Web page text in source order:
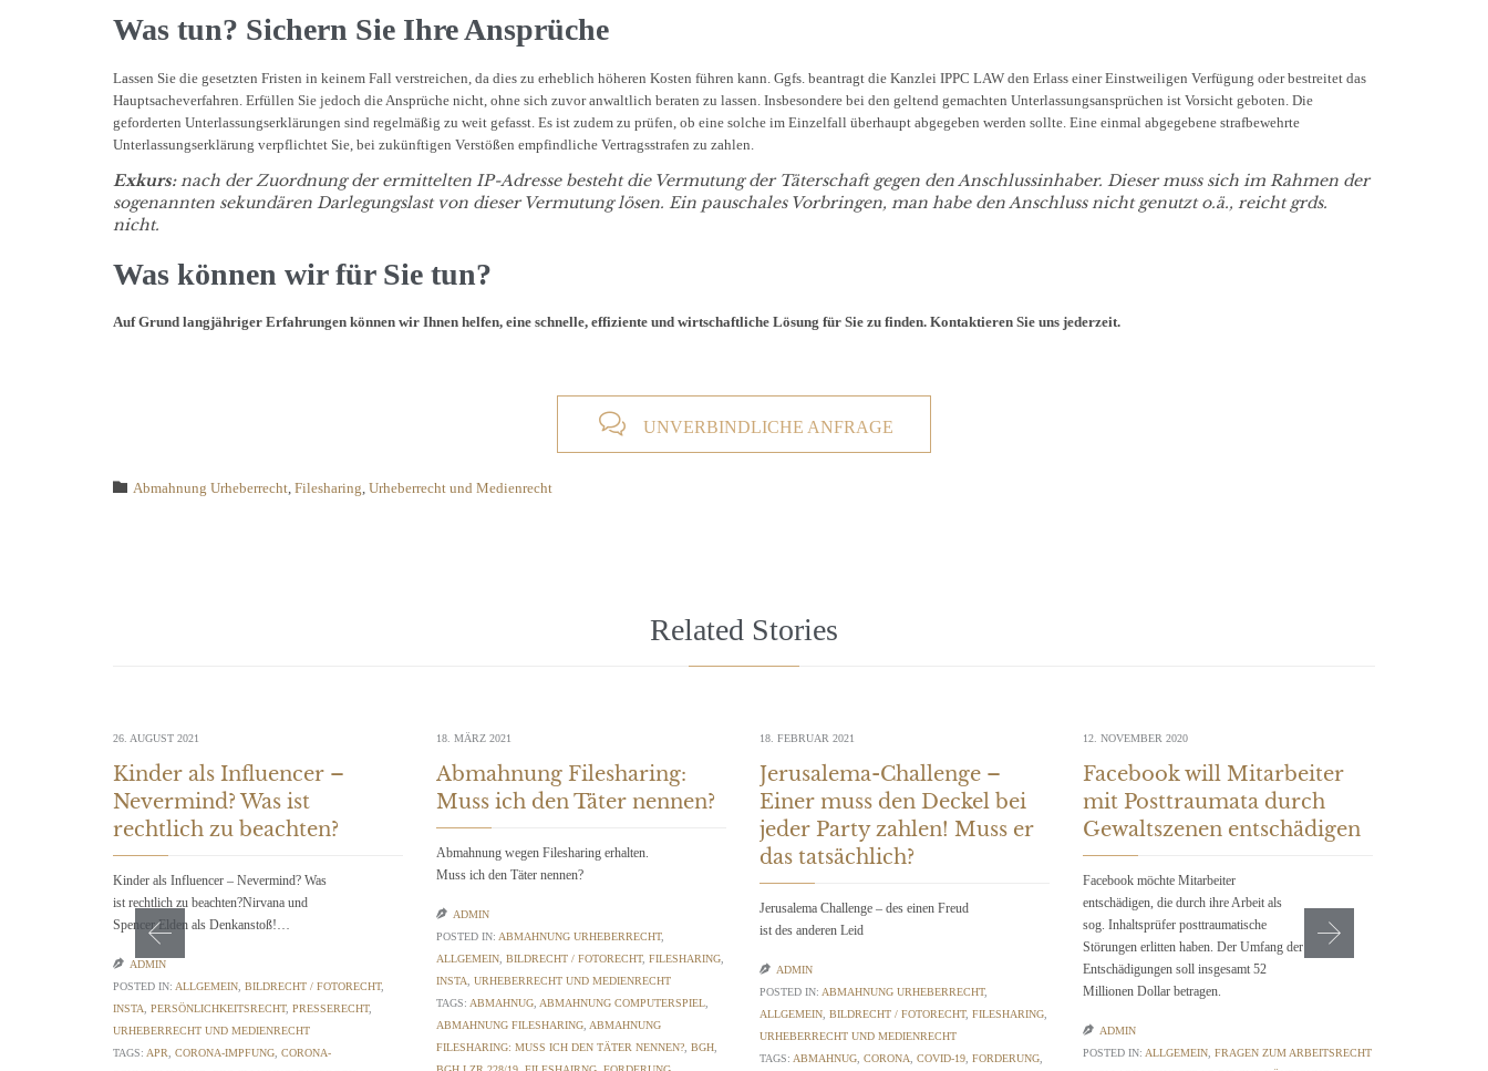
Was tun? Sichern Sie Ihre Ansprüche
Lassen Sie die gesetzten Fristen in keinem Fall verstreichen, da dies zu erheblich höheren Kosten führen kann. Ggfs. beantragt die Kanzlei IPPC LAW den Erlass einer Einstweiligen Verfügung oder bestreitet das
Hauptsacheverfahren. Erfüllen Sie jedoch die Ansprüche nicht, ohne sich zuvor anwaltlich beraten zu lassen. Insbesondere bei den geltend gemachten Unterlassungsansprüchen ist Vorsicht geboten. Die
geforderten Unterlassungserklärungen sind regelmäßig zu weit gefasst. Es ist zudem zu prüfen, ob eine solche im Einzelfall überhaupt abgegeben werden sollte. Eine einmal abgegebene strafbewehrte
Unterlassungserklärung verpflichtet Sie, bei zukünftigen Verstößen empfindliche Vertragsstrafen zu zahlen.
Exkurs:nach der Zuordnung der ermittelten IP-Adresse besteht die Vermutung der Täterschaft gegen den Anschlussinhaber. Dieser muss sich im Rahmen der
sogenannten sekundären Darlegungslast von dieser Vermutung lösen. Ein pauschales Vorbringen, man habe den Anschluss nicht genutzt o.ä., reicht grds.
nicht.
Was können wir für Sie tun?
Auf Grund langjähriger Erfahrungen können wir Ihnen helfen, eine schnelle, effiziente und wirtschaftliche Lösung für Sie zu finden. Kontaktieren Sie uns jederzeit.
 UNVERBINDLICHE ANFRAGE
 Category
Abmahnung Urheberrecht, Filesharing, Urheberrecht und Medienrecht
Related Stories
26. AUGUST 2021
Kinder als Influencer –
Nevermind? Was ist
rechtlich zu beachten?
Kinder als Influencer – Nevermind? Was
ist rechtlich zu beachten?Nirvana und
Spencer Elden als Denkanstoß!…
 ADMIN
POSTED IN: ALLGEMEIN BILDRECHT / FOTORECHT,
INSTA
PERSÖNLICHKEITSRECHT, PRESSERECHT,
URHEBERRECHT UND MEDIENRECHT
TAGS: APR CORONA-IMPFUNG CORONA-
18. MÄRZ 2021
Abmahnung Filesharing:
Muss ich den Täter nennen?
Abmahnung wegen Filesharing erhalten.
Muss ich den Täter nennen?
 ADMIN
POSTED IN: ABMAHNUNG URHEBERRECHT,
ALLGEMEIN BILDRECHT / FOTORECHT, FILESHARING
INSTA
URHEBERRECHT UND MEDIENRECHT
TAGS: ABMAHNUG ABMAHNUNG COMPUTERSPIEL
ABMAHNUNG FILESHARING ABMAHNUNG
FILESHARING: MUSS ICH DEN TÄTER NENNEN? BGH
18. FEBRUAR 2021
Jerusalema-Challenge –
Einer muss den Deckel bei
jeder Party zahlen! Muss er
das tatsächlich?
Jerusalema Challenge – des einen Freud
ist des anderen Leid
 ADMIN
POSTED IN: ABMAHNUNG URHEBERRECHT,
ALLGEMEIN BILDRECHT / FOTORECHT, FILESHARING
URHEBERRECHT UND MEDIENRECHT
TAGS: ABMAHNUG CORONA COVID-19 FORDERUNG
12. NOVEMBER 2020
Facebook will Mitarbeiter
mit Posttraumata durch
Gewaltszenen entschädigen
Facebook möchte Mitarbeiter
entschädigen, die durch ihre Arbeit als
sog. Inhaltsprüfer posttraumatische
Störungen erlitten haben. Der Umfang der
Entschädigungen soll insgesamt 52
Millionen Dollar betragen.
 ADMIN
POSTED IN: ALLGEMEIN FRAGEN ZUM ARBEITSRECHT